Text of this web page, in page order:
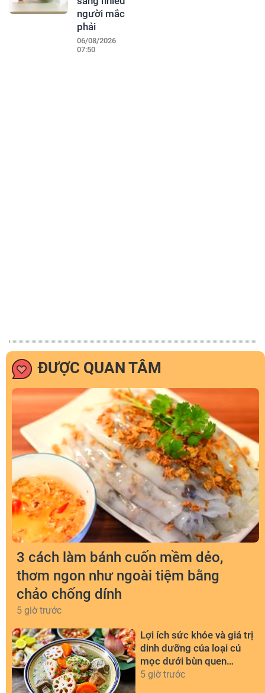
người mắc
phải
06/08/2026
07:50
ĐƯỢC QUAN TÂM
3 cách làm bánh cuốn mềm dẻo,
thơm ngon như ngoài tiệm bằng
chảo chống dính
5 giờ trước
Lợi ích sức khỏe và giá trị
dinh dưỡng của loại củ
mọc dưới bùn quen
thuộc
5 giờ trước